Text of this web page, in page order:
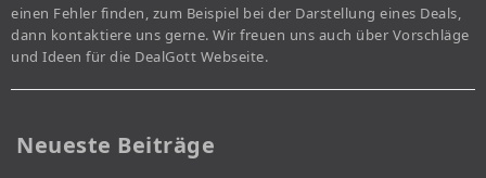
einen Fehler finden, zum Beispiel bei der Darstellung eines Deals,
dann kontaktiere uns gerne. Wir freuen uns auch über Vorschläge
und Ideen für die DealGott Webseite.
Neueste Beiträge